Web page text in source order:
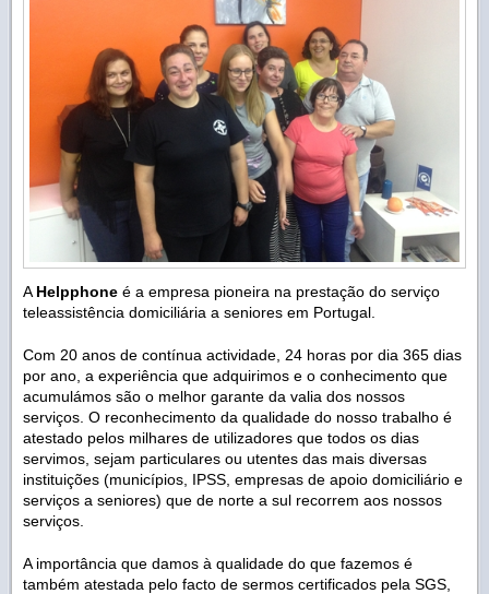
A Helpphone é a empresa pioneira na prestação do serviço
teleassistência domiciliária a seniores em Portugal.
Com 20 anos de contínua actividade, 24 horas por dia 365 dias
por ano, a experiência que adquirimos e o conhecimento que
acumulámos são o melhor garante da valia dos nossos
serviços. O reconhecimento da qualidade do nosso trabalho é
atestado pelos milhares de utilizadores que todos os dias
servimos, sejam particulares ou utentes das mais diversas
instituições (municípios, IPSS, empresas de apoio domiciliário e
serviços a seniores) que de norte a sul recorrem aos nossos
serviços.
A importância que damos à qualidade do que fazemos é
também atestada pelo facto de sermos certificados pela SGS,